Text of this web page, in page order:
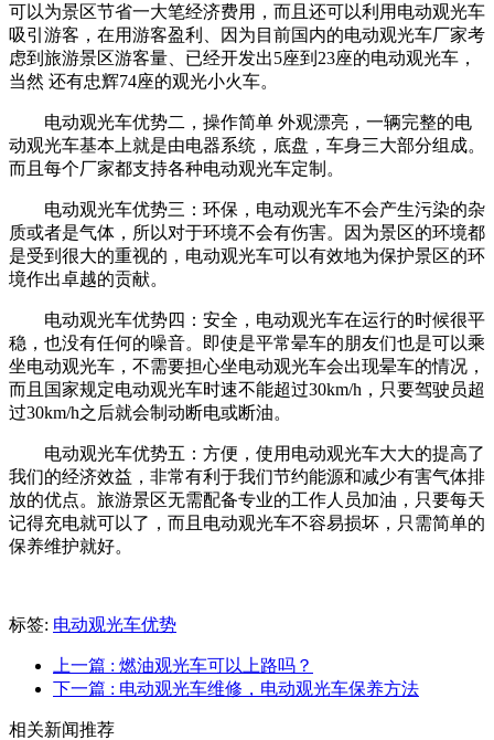
可以为景区节省一大笔经济费用，而且还可以利用电动观光车
吸引游客，在用游客盈利、因为目前国内的电动观光车厂家考
虑到旅游景区游客量、已经开发出5座到23座的电动观光车，
当然 还有忠辉74座的观光小火车。
电动观光车优势二，操作简单 外观漂亮，一辆完整的电
动观光车基本上就是由电器系统，底盘，车身三大部分组成。
而且每个厂家都支持各种电动观光车定制。
电动观光车优势三：环保，电动观光车不会产生污染的杂
质或者是气体，所以对于环境不会有伤害。因为景区的环境都
是受到很大的重视的，电动观光车可以有效地为保护景区的环
境作出卓越的贡献。
电动观光车优势四：安全，电动观光车在运行的时候很平
稳，也没有任何的噪音。即使是平常晕车的朋友们也是可以乘
坐电动观光车，不需要担心坐电动观光车会出现晕车的情况，
而且国家规定电动观光车时速不能超过30km/h，只要驾驶员超
过30km/h之后就会制动断电或断油。
电动观光车优势五 ：方便，使用电动观光车大大的提高了
我们的经济效益，非常有利于我们节约能源和减少有害气体排
放的优点。旅游景区无需配备专业的工作人员加油，只要每天
记得充电就可以了，而且电动观光车不容易损坏，只需简单的
保养维护就好。
标签: 电动观光车优势
上一篇 : 燃油观光车可以上路吗？
下一篇 : 电动观光车维修，电动观光车保养方法
相关新闻推荐